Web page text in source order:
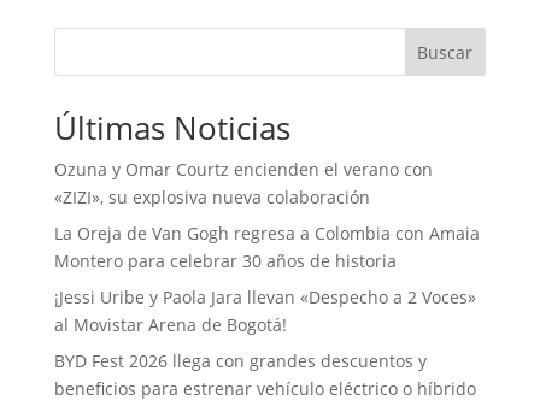
Buscar
Últimas Noticias
Ozuna y Omar Courtz encienden el verano con
«ZIZI», su explosiva nueva colaboración
La Oreja de Van Gogh regresa a Colombia con Amaia
Montero para celebrar 30 años de historia
¡Jessi Uribe y Paola Jara llevan «Despecho a 2 Voces»
al Movistar Arena de Bogotá!
BYD Fest 2026 llega con grandes descuentos y
beneficios para estrenar vehículo eléctrico o híbrido